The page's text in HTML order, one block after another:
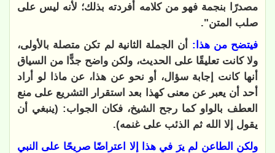
مصدرًا بنجمة فهو من كلامه أفردته بذلك؛ لأنه ليس على
صلب المتن".
فيتضح من هذا: أن الجملة الثانية لم تكن متصلة بالأولى،
ولا كانت تعليقًا على الحديث، ولكن واضح جدًّا من السياق
أنها كانت إجابة سؤال، أو نحو عن هذا، عن ماذا لو أراد
أحد أن يعبر عن معنى كهذا بعد استقرار التشريع على منع
العطف بالواو كما رجح الشيخ، فكان الجواب: (ينبغي أن
يقول إلا الله ثم الذئب على غنمه).
ولكن الطاعن لم يرَ في هذا إلا اعتراضًا صريحًا على النبي